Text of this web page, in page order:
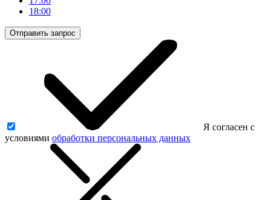
18:00
Отправить запрос
Я согласен с
условиями обработки персональных данных